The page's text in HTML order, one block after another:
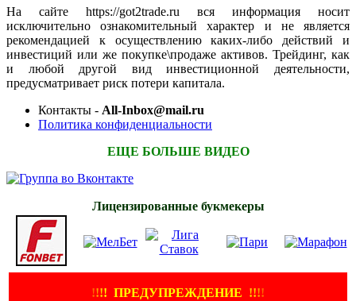
На сайте https://got2trade.ru вся информация носит
исключительно ознакомительный характер и не является
рекомендацией к осуществлению каких-либо действий и
инвестиций или же покупке\продаже активов. Трейдинг, как
и любой другой вид инвестиционной деятельности,
предусматривает риск потери капитала.
Контакты - All-Inbox@mail.ru
Политика конфиденциальности
ЕЩЕ БОЛЬШЕ ВИДЕО
Лицензированные букмекеры
!!!! ПРЕДУПРЕЖДЕНИЕ !!!!